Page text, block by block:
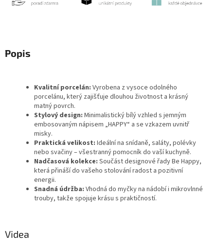
Popis
Kvalitní porcelán: Vyrobena z vysoce odolného
porcelánu, který zajišťuje dlouhou životnost a krásný
matný povrch.
Stylový design: Minimalistický bílý vzhled s jemným
embosovaným nápisem „HAPPY“ a se vzkazem uvnitř
misky.
Praktická velikost: Ideální na snídaně, saláty, polévky
nebo svačiny – všestranný pomocník do vaší kuchyně.
Nadčasová kolekce: Součást designové řady Be Happy,
která přináší do vašeho stolování radost a pozitivní
energii.
Snadná údržba: Vhodná do myčky na nádobí i mikrovlnné
trouby, takže spojuje krásu s praktičností.
Videa